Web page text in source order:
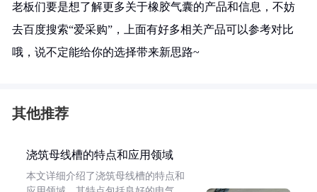
老板们要是想了解更多关于橡胶气囊的产品和信息，不妨
去百度搜索“爱采购”，上面有好多相关产品可以参考对比
哦，说不定能给你的选择带来新思路~
其他推荐
浇筑母线槽的特点和应用领域
本文详细介绍了浇筑母线槽的特点和